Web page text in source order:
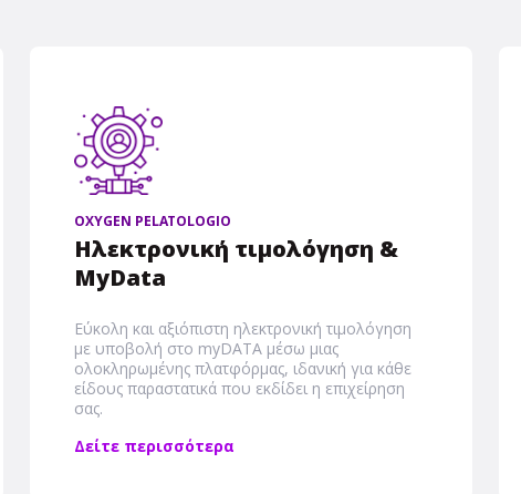
OXYGEN PELATOLOGIO
Ηλεκτρονική τιμολόγηση &
MyData
Εύκολη και αξιόπιστη ηλεκτρονική τιμολόγηση
με υποβολή στο myDATA μέσω μιας
ολοκληρωμένης πλατφόρμας, ιδανική για κάθε
είδους παραστατικά που εκδίδει η επιχείρηση
σας.
Δείτε περισσότερα